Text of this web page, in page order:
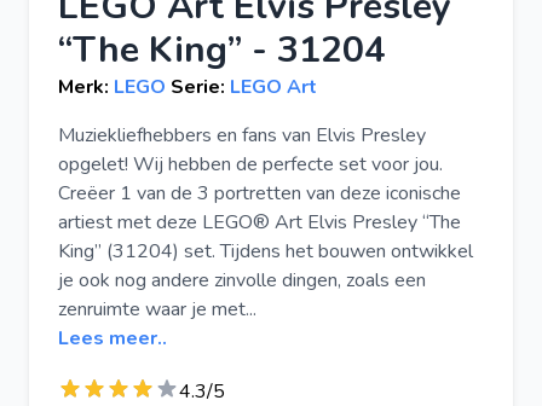
“The King” - 31204
Merk: LEGO Serie: LEGO Art
Muziekliefhebbers en fans van Elvis Presley
opgelet! Wij hebben de perfecte set voor jou.
Creëer 1 van de 3 portretten van deze iconische
artiest met deze LEGO® Art Elvis Presley “The
King” (31204) set. Tijdens het bouwen ontwikkel
je ook nog andere zinvolle dingen, zoals een
zenruimte waar je met...
Lees meer..
4.3/5